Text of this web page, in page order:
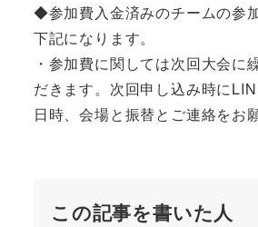
◆参加費入金済みのチームの参
下記になります。
・参加費に関しては次回大会に
だきます。次回申し込み時に
日時、会場と振替とご連絡をお
この記事を書いた人